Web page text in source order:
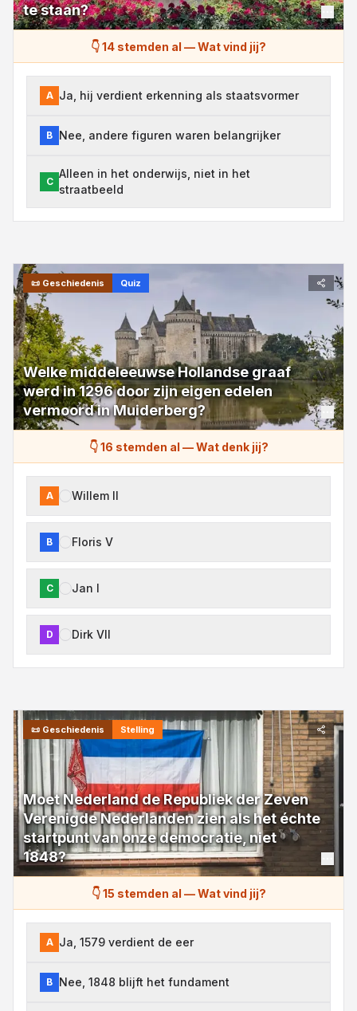
te staan?
👇 14 stemden al —Wat vind jij?
A Ja, hij verdient erkenning als staatsvormer
B Nee, andere figuren waren belangrijker
C
Alleen in het onderwijs, niet in het
straatbeeld
📜 Geschiedenis Quiz
Welke middeleeuwse Hollandse graaf
werd in 1296 door zijn eigen edelen
vermoord in Muiderberg?
👇 16 stemden al —Wat denk jij?
A Willem II
B Floris V
C Jan I
D Dirk VII
📜 Geschiedenis Stelling
Moet Nederland de Republiek der Zeven
Verenigde Nederlanden zien als het échte
startpunt van onze democratie, niet
1848?
👇 15 stemden al —Wat vind jij?
A Ja, 1579 verdient de eer
B Nee, 1848 blijft het fundament